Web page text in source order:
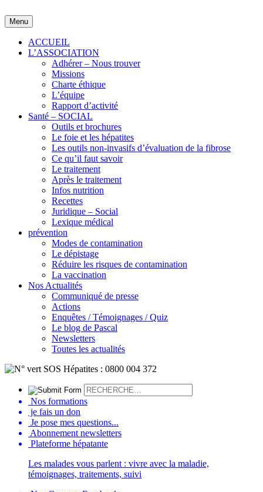
to
content
Menu
ACCUEIL
L’ASSOCIATION
Adhérer – Nous trouver
Missions
Charte éthique
L’équipe
Rapport d’activité
Santé – SOCIAL
Outils et brochures
Le foie et les hépatites
Les outils non-invasifs d’évaluation de la fibrose
Ce qu’il faut savoir
Le traitement
Après le traitement
Infos nutrition
Recettes
Juridique – Social
Lexique médical
prévention
Modes de contamination
Le dépistage
Réduire les risques de contamination
La vaccination
Nos Actualités
Communiqué de presse
Actions
Enquêtes / Témoignages / Quiz
Le blog de Pascal
Newsletters
Toutes les actualités
Nos formations
je fais un don
Je pose mes questions...
Abonnement newsletters
Plateforme hépatante
Les malades vous parlent : vivre avec la maladie,
témoignages, traitements, suivi